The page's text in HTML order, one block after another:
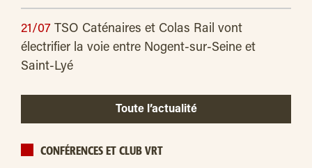
21/07 TSO Caténaires et Colas Rail vont
électrifier la voie entre Nogent-sur-Seine et
Saint-Lyé
Toute l’actualité
CONFÉRENCES ET CLUB VRT